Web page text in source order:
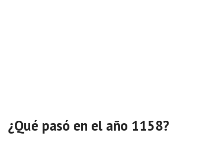
¿Qué pasó en el año 1158?